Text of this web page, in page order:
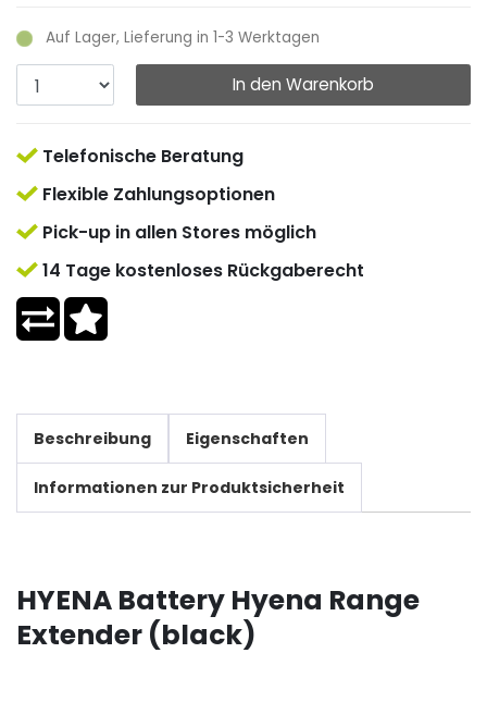
Auf Lager, Lieferung in 1-3 Werktagen
In den Warenkorb
Telefonische Beratung
Flexible Zahlungsoptionen
Pick-up in allen Stores möglich
14 Tage kostenloses Rückgaberecht
Beschreibung Eigenschaften
Informationen zur Produktsicherheit
HYENA Battery Hyena Range
Extender (black)